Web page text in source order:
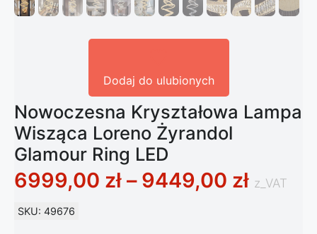
Dodaj do ulubionych
Nowoczesna Kryształowa Lampa
Wisząca Loreno Żyrandol
Glamour Ring LED
6999,00 zł – 9449,00 zł z_VAT
SKU: 49676